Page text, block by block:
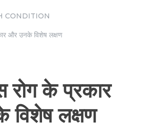
CONDITION
और उनके विशेष लक्षण
रोग के प्रकार
लक्षण